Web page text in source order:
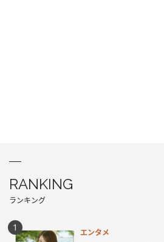
RANKING
ランキング
エンタメ